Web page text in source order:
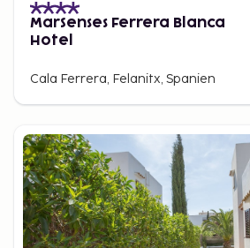
MarSenses Ferrera Blanca
Hotel
Cala Ferrera, Felanitx, Spanien